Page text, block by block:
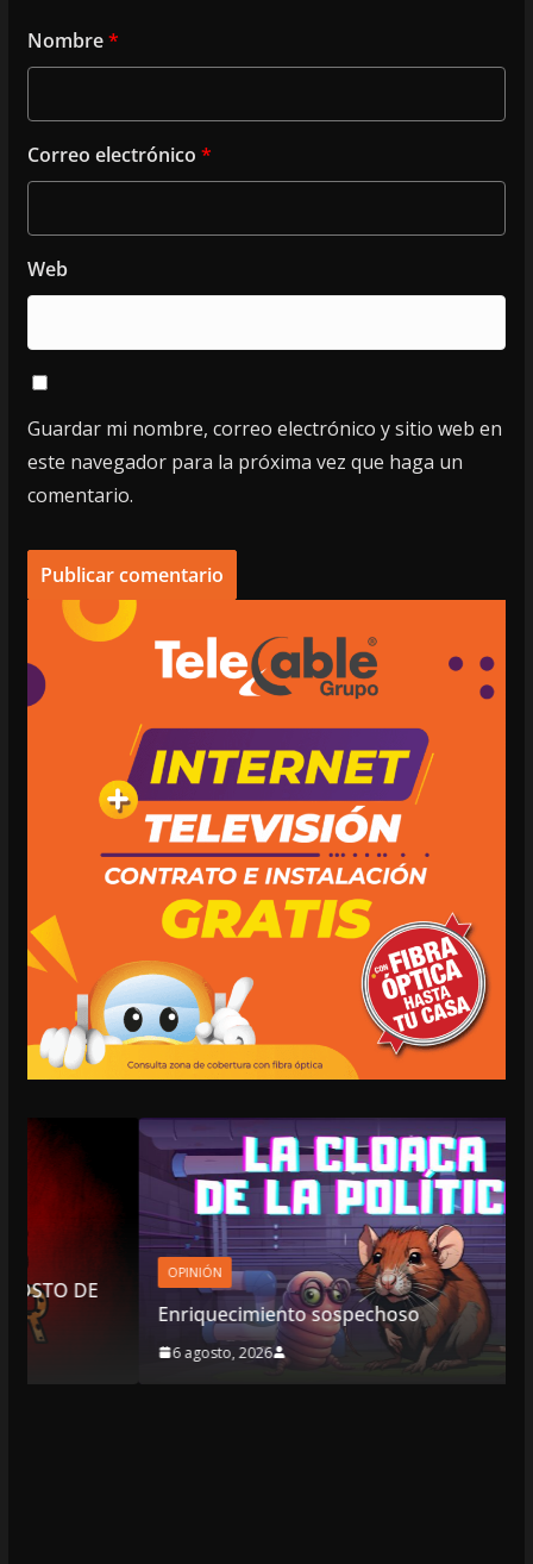
Nombre*
Correo electrónico *
Web
Guardar mi nombre, correo electrónico y sitio web en
este navegador para la próxima vez que haga un
comentario.
Enriquecimiento sospechoso
6 agosto, 2026